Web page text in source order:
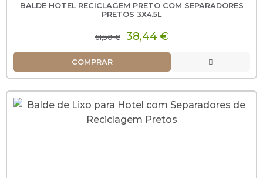
BALDE HOTEL RECICLAGEM PRETO COM SEPARADORES
PRETOS 3X4.5L
61,50 € 38,44 €
COMPRAR